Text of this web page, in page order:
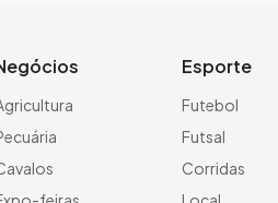
Esporte
Futebol
Futsal
Corridas